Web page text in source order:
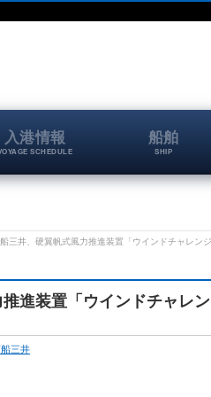
入港情報
SCHEDULE
船舶
SHIP
三井、硬翼帆式風力推進装置「ウインドチャレン
進装置「ウインドチャレ
三井